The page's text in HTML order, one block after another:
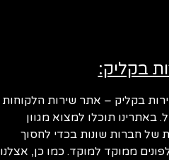
בקליק:
בקליק – אתר שירות הלקוחות
תוכלו למצוא מגוון
חברות שונות בכדי לחסוך
ממוקד למוקד. כמו כן, אצלנו